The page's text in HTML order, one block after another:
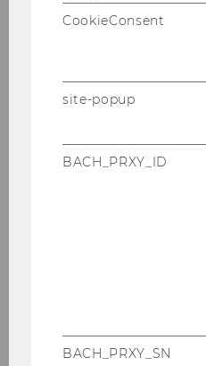
Challenge fürs
Werdet Lern-,
CookieConsent
site-popup
BACH_PRXY_ID
BACH_PRXY_SN